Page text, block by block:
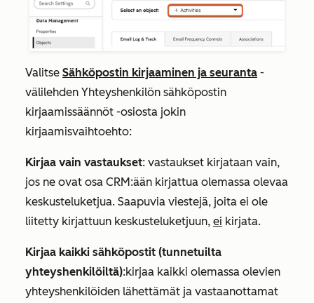
Valitse Sähköpostin kirjaaminen ja seuranta -
välilehden Yhteyshenkilön sähköpostin
kirjaamissäännöt -osiosta jokin
kirjaamisvaihtoehto:
Kirjaa vain vastaukset: vastaukset kirjataan vain,
jos ne ovat osa CRM:ään kirjattua olemassa olevaa
keskusteluketjua. Saapuvia viestejä, joita ei ole
liitetty kirjattuun keskusteluketjuun, ei kirjata.
Kirjaa kaikki sähköpostit (tunnetuilta
yhteyshenkilöiltä):kirjaa kaikki olemassa olevien
yhteyshenkilöiden lähettämät ja vastaanottamat